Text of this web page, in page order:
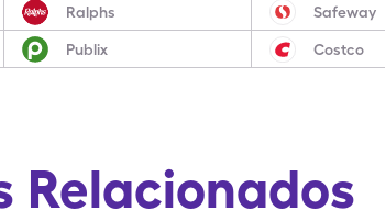
Ralphs Safeway
Publix Costco
Relacionados